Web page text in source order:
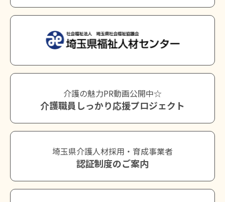
介護の魅力PR動画公開中☆
介護職員しっかり応援プロジェクト
埼玉県介護人材採用・育成事業者
認証制度のご案内